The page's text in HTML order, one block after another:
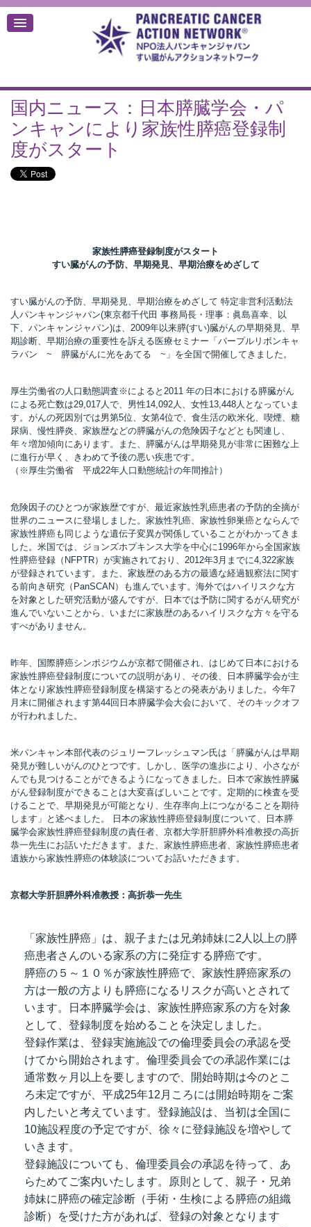
国内ニュース：日本膵臓学会・パ
ンキャンにより家族性膵癌登録制
度がスタート
家族性膵癌登録制度がスタート
すい臓がんの予防、早期発見、早期治療をめざして
すい臓がんの予防、早期発見、早期治療をめざして 特定非営利活動法
人パンキャンジャパン(東京都千代田 事務局長・理事：眞島喜幸、以
下、パンキャンジャパン)は、2009年以来膵(すい)臓がんの早期発見、早
期診断、早期治療の重要性を訴える医療セミナー「パープルリボンキャ
ラバン ~ 膵臓がんに光をあてる ~」を全国で開催してきました。
厚生労働省の人口動態調査※によると2011 年の日本における膵臓がん
による死亡数は29,017人で、男性14,092人、女性13,448人となっていま
す。がんの死因別では男第5位、女第4位で、食生活の欧米化、喫煙、糖
尿病、慢性膵炎、家族歴などの膵臓がんの危険因子などとも関連し、
年々増加傾向にあります。また、膵臓がんは早期発見が非常に困難な上
に進行が早く、きわめて予後の悪い疾患です。
（※厚生労働省 平成22年人口動態統計の年間推計）
危険因子のひとつが家族歴ですが、最近家族性乳癌患者の予防的全摘が
世界のニュースに登場しました。家族性乳癌、家族性卵巣癌とならんで
家族性膵癌も同じような遺伝子変異が関係していることがわかってきま
した。米国では、ジョンズホプキンス大学を中心に1996年から全国家族
性膵癌登録（NFPTR）が実施されており、2012年3月までに4,322家族
が登録されています。また、家族歴のある方の最適な経過観察法に関す
る前向き研究（PanSCAN）も進んでいます。海外ではハイリスクな方
を対象とした研究活動が盛んですが、日本では予防に関するがん研究が
進んでいないことから、いまだに家族歴のあるハイリスクな方々を守る
すべがありません。
昨年、国際膵癌シンポジウムが京都で開催され、はじめて日本における
家族性膵癌登録制度についての説明があり、その後、日本膵臓学会が主
体となり家族性膵癌登録制度を構築するとの発表がありました。今年7
月末に開催されます第44回日本膵臓学会大会において、そのキックオフ
が行われました。
米パンキャン本部代表のジュリーフレッシュマン氏は「膵臓がんは早期
発見が難しいがんのひとつです。しかし、医学の進歩により、小さなが
んでも見つけることができるようになってきました。日本で家族性膵臓
がん登録制度ができることは大変喜ばしいことです。定期的に検査を受
けることで、早期発見が可能となり、生存率向上につながることを期待
します」と述べました。 日本の家族性膵癌登録制度について、日本膵
臓学会家族性膵癌登録制度の責任者、京都大学肝胆膵外科准教授の高折
恭一先生にお話いただきます。また、家族性膵癌患者、家族性膵癌患者
遺族から家族性膵癌の体験談についてお話いただきます。
京都大学肝胆膵外科准教授：高折恭一先生
「家族性膵癌」は、親子または兄弟姉妹に2人以上の膵
癌患者さんのいる家系の方に発症する膵癌です。
膵癌の５～１０％が家族性膵癌で、家族性膵癌家系の
方は一般の方よりも膵癌になるリスクが高いとされて
います。日本膵臓学会は、家族性膵癌家系の方を対象
として、登録制度を始めることを決定しました。
登録作業は、登録実施施設での倫理委員会の承認を受
けてから開始されます。倫理委員会での承認作業には
通常数ヶ月以上を要しますので、開始時期は今のとこ
ろ未定ですが、平成25年12月ころには開始時期をご案
内したいと考えています。登録施設は、当初は全国に
10施設程度の予定ですが、徐々に登録施設を増やして
いきます。
登録施設についても、倫理委員会の承認を待って、あ
らためてご案内いたします。原則として、親子・兄弟
姉妹に膵癌の確定診断（手術・生検による膵癌の組織
診断）を受けた方があれば、登録の対象となります